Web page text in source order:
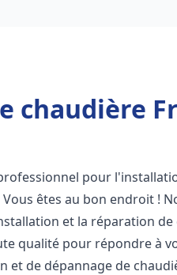
chaudière
pour
Vous êtes au bon endroit !
et la réparation
qualité pour répondre à
et de dépannage de